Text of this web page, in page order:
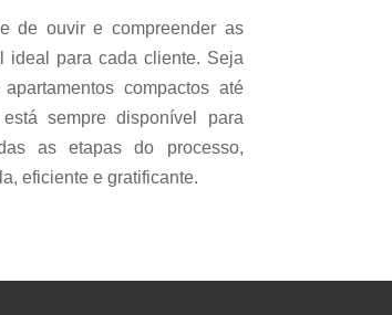
de ouvir e compreender as
ideal para cada cliente. Seja
compactos até
sempre disponível para
as etapas do processo,
eficiente e gratificante.